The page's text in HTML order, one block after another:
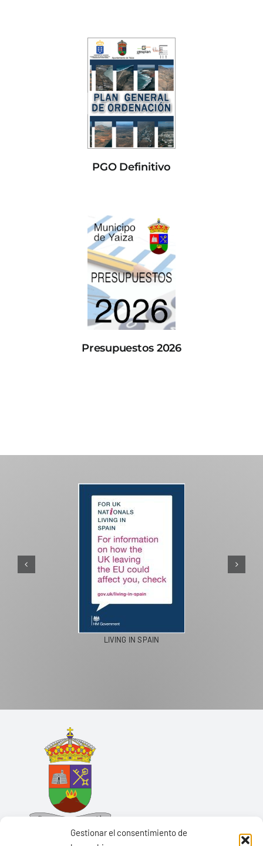
Gestionar el consentimiento de
PGO Definitivo
Presupuestos 2026
LIVING IN SPAIN